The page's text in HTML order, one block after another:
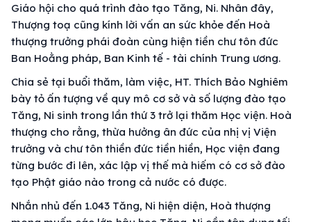
Giáo hội cho quá trình đào tạo Tăng, Ni. Nhân đây,
Thượng toạ cũng kính lời vấn an sức khỏe đến Hoà
thượng trưởng phái đoàn cùng hiện tiền chư tôn đức
Ban Hoằng pháp, Ban Kinh tế - tài chính Trung ương.
Chia sẻ tại buổi thăm, làm việc, HT. Thích Bảo Nghiêm
bày tỏ ấn tượng về quy mô cơ sở và số lượng đào tạo
Tăng, Ni sinh trong lần thứ 3 trở lại thăm Học viện. Hoà
thượng cho rằng, thừa hưởng ân đức của nhị vị Viện
trưởng và chư tôn thiền đức tiền hiền, Học viện đang
từng bước đi lên, xác lập vị thế mà hiếm có cơ sở đào
tạo Phật giáo nào trong cả nước có được.
Nhắn nhủ đến 1.043 Tăng, Ni hiện diện, Hoà thượng